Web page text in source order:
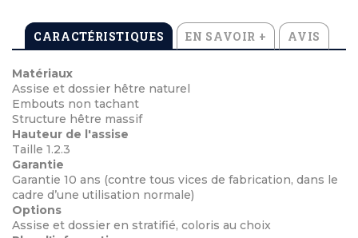
CARACTÉRISTIQUES EN SAVOIR + AVIS
Matériaux
Assise et dossier hêtre naturel
Embouts non tachant
Structure hêtre massif
Hauteur de l'assise
Taille 1.2.3
Garantie
Garantie 10 ans (contre tous vices de fabrication, dans le
cadre d’une utilisation normale)
Options
Assise et dossier en stratifié, coloris au choix